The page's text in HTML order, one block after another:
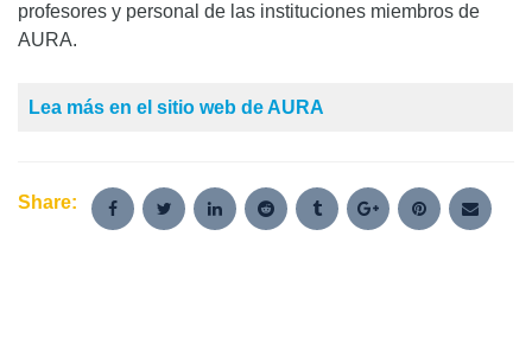
profesores y personal de las instituciones miembros de
AURA.
Lea más en el sitio web de AURA
Share: